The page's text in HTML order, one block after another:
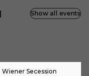
Wiener Secession
Show all events